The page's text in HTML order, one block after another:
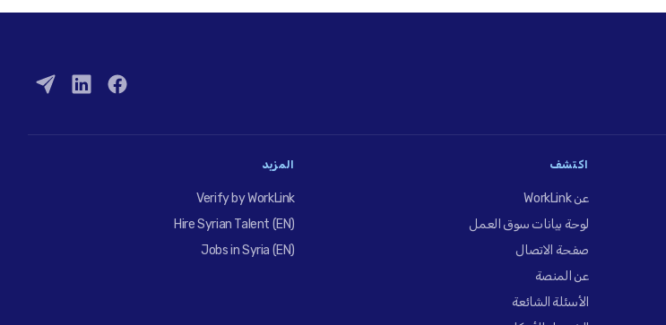
اكتشف
عن WorkLink
لوحة بيانات سوق العمل
صفحة الاتصال
عن المنصة
الأسئلة الشائعة
المزيد
Verify by WorkLink
Hire Syrian Talent (EN)
Jobs in Syria (EN)